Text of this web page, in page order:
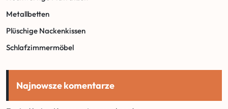
Metallbetten
Plüschige Nackenkissen
Schlafzimmermöbel
Najnowsze komentarze